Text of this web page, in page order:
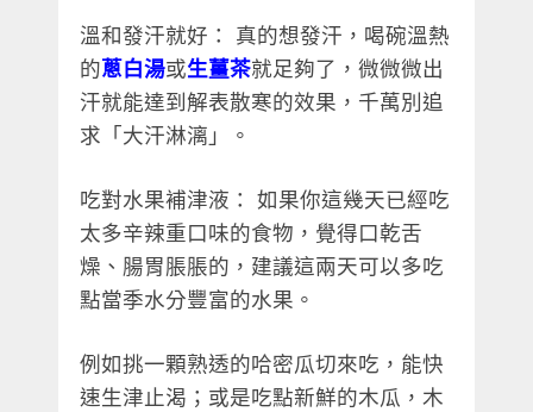
溫和發汗就好： 真的想發汗，喝碗溫熱
的蔥白湯或生薑茶就足夠了，微微微出
汗就能達到解表散寒的效果，千萬別追
求「大汗淋漓」。
吃對水果補津液： 如果你這幾天已經吃
太多辛辣重口味的食物，覺得口乾舌
燥、腸胃脹脹的，建議這兩天可以多吃
點當季水分豐富的水果。
例如挑一顆熟透的哈密瓜切來吃，能快
速生津止渴；或是吃點新鮮的木瓜，木